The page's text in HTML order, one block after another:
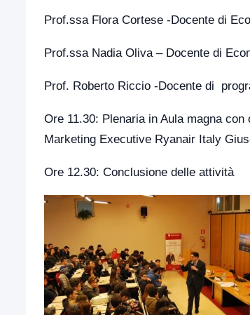
Prof.ssa Flora Cortese -Docente di
Prof.ssa Nadia Oliva – Docente di
Prof. Roberto Riccio -Docente di
Ore 11.30: Plenaria in Aula magna
Marketing Executive Ryanair Italy
Ore 12.30: Conclusione delle attività